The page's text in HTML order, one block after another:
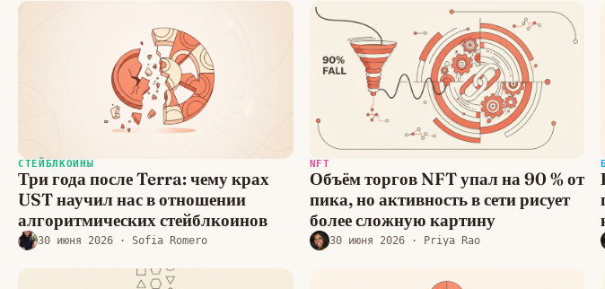
СТЕЙБЛКОИНЫ
Три года после Terra: чему крах
UST научил нас в отношении
алгоритмических стейблкоинов
30 июня 2026 · Sofia Romero
NFT
Объём торгов NFT упал на 90 % от
пика, но активность в сети рисует
более сложную картину
30 июня 2026· Priya Rao